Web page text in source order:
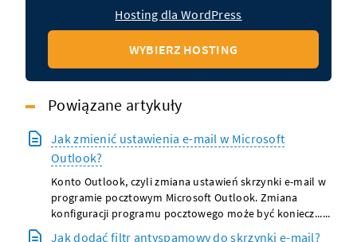
Hosting dla WordPress
WYBIERZ HOSTING
Powiązane artykuły
Jak zmienić ustawienia e-mail w Microsoft
Outlook?
Konto Outlook, czyli zmiana ustawień skrzynki e-mail w
programie pocztowym Microsoft Outlook. Zmiana
konfiguracji programu pocztowego może być koniecz......
Jak dodać filtr antyspamowy do skrzynki e-mail?